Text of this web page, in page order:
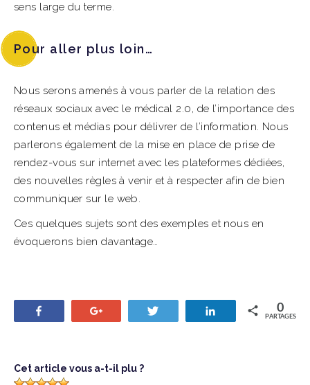
sens large du terme.
Pour aller plus loin…
Nous serons amenés à vous parler de la relation des
réseaux sociaux avec le médical 2.0, de l’importance des
contenus et médias pour délivrer de l’information. Nous
parlerons également de la mise en place de prise de
rendez-vous sur internet avec les plateformes dédiées,
des nouvelles règles à venir et à respecter afin de bien
communiquer sur le web.
Ces quelques sujets sont des exemples et nous en
évoquerons bien davantage…
Partagez Partagez
PARTAGES
0
Cet article vous a-t-il plu ?